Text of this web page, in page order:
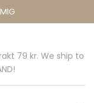
79 kr. We ship to